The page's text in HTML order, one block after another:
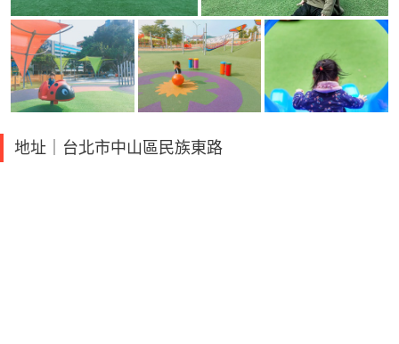
地址｜台北市中山區民族東路